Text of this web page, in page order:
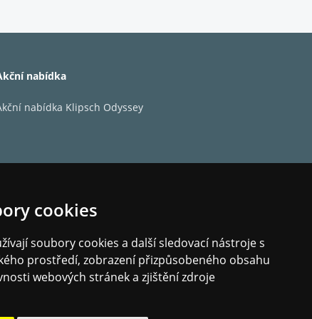
cookies
soubory cookies a další sledovací nástroje s
prostředí, zobrazení přizpůsobeného obsahu
webových stránek a zjištění zdroje
S/PDIF koaxiální a TOSLINK optický
25W
Ano
nabídka
nabídka Klipsch Odyssey